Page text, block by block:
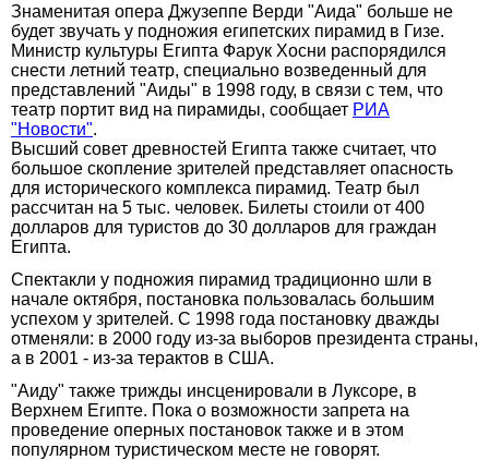
Знаменитая опера Джузеппе Верди "Аида" больше не
будет звучать у подножия египетских пирамид в Гизе.
Министр культуры Египта Фарук Хосни распорядился
снести летний театр, специально возведенный для
представлений "Аиды" в 1998 году, в связи с тем, что
театр портит вид на пирамиды, сообщает РИА
"Новости".
Высший совет древностей Египта также считает, что
большое скопление зрителей представляет опасность
для исторического комплекса пирамид. Театр был
рассчитан на 5 тыс. человек. Билеты стоили от 400
долларов для туристов до 30 долларов для граждан
Египта.
Спектакли у подножия пирамид традиционно шли в
начале октября, постановка пользовалась большим
успехом у зрителей. С 1998 года постановку дважды
отменяли: в 2000 году из-за выборов президента страны,
а в 2001 - из-за терактов в США.
"Аиду" также трижды инсценировали в Луксоре, в
Верхнем Египте. Пока о возможности запрета на
проведение оперных постановок также и в этом
популярном туристическом месте не говорят.